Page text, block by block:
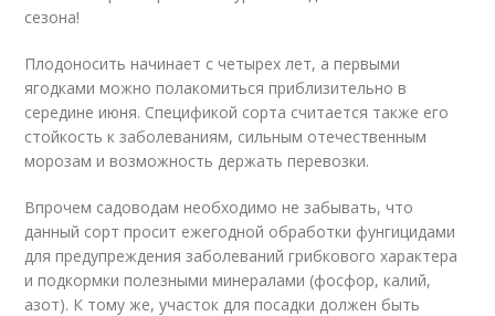
сезона!
Плодоносить начинает с четырех лет, а первыми
ягодками можно полакомиться приблизительно в
середине июня. Спецификой сорта считается также его
стойкость к заболеваниям, сильным отечественным
морозам и возможность держать перевозки.
Впрочем садоводам необходимо не забывать, что
данный сорт просит ежегодной обработки фунгицидами
для предупреждения заболеваний грибкового характера
и подкормки полезными минералами (фосфор, калий,
азот). К тому же, участок для посадки должен быть